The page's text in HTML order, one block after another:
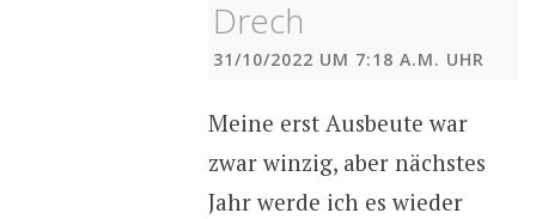
Drech
31/10/2022 UM 7:18 A.M. UHR
Meine erst Ausbeute war
zwar winzig, aber nächstes
Jahr werde ich es wieder